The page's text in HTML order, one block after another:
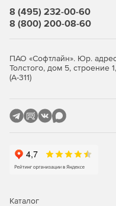
сложных наборов тестов
Усовершенствование
рабочих процессов CI/
моментальные снимки,
команды на протяжении
8 (495) 232-00-60
8 (800) 200-08-60
ПАО «Софтлайн». Юр.
Толстого, дом 5,
(А-311)
Каталог